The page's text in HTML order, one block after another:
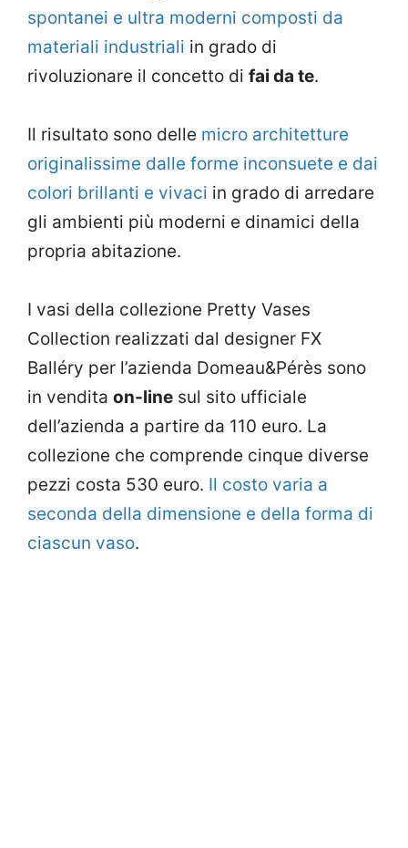
spontanei e ultra moderni composti da
materiali industriali in grado di
rivoluzionare il concetto di fai da te.
Il risultato sono delle micro architetture
originalissime dalle forme inconsuete e dai
colori brillanti e vivaci in grado di arredare
gli ambienti più moderni e dinamici della
propria abitazione.
I vasi della collezione Pretty Vases
Collection realizzati dal designer FX
Balléry per l’azienda Domeau&Pérès sono
in vendita on-line sul sito ufficiale
dell’azienda a partire da 110 euro. La
collezione che comprende cinque diverse
pezzi costa 530 euro. Il costo varia a
seconda della dimensione e della forma di
ciascun vaso.